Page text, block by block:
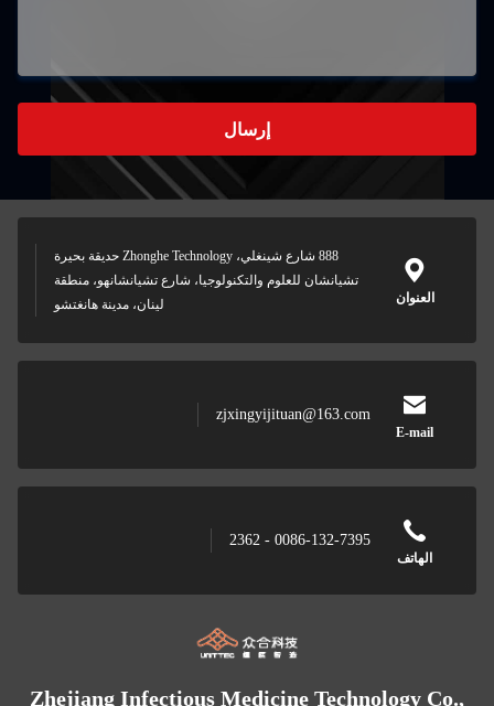
إرسال
العنوان
888 شارع شينغلي، Zhonghe Technology حديقة بحيرة
تشيانشان للعلوم والتكنولوجيا، شارع تشيانشانهو، منطقة
لينان، مدينة هانغتشو
E-mail
zjxingyijituan@163.com
الهاتف
0086-132-7395 - 2362
Zhejiang Infectious Medicine Technology Co.,